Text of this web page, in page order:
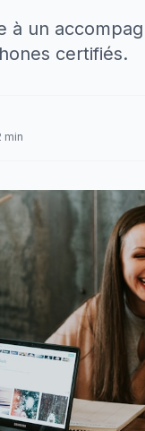
à un
certifiés.
min